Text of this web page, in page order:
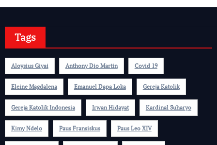
Tags
Aloysius Giyai Anthony Dio Martin Covid 19
Eleine Magdalena Emanuel Dapa Loka Gereja Katolik
Gereja Katolik Indonesia Irwan Hidayat Kardinal Suharyo
Kimy Ndelo Paus Fransiskus Paus Leo XIV